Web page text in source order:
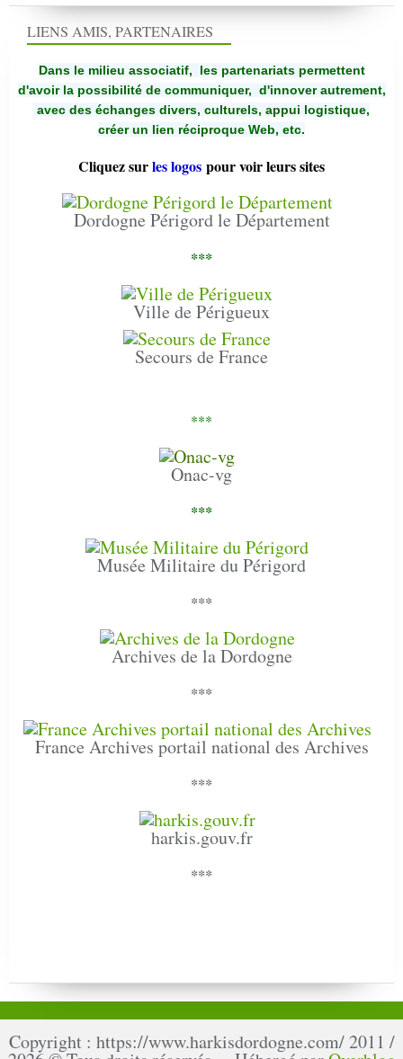
LIENS AMIS, PARTENAIRES
Dans le milieu associatif, les partenariats permettent
d'avoir la possibilité de communiquer, d'innover autrement,
avec des échanges divers, culturels, appui logistique,
créer un lien réciproque Web, etc.
Cliquez surles logos pour voir leurs sites
Dordogne Périgord le Département
***
Ville de Périgueux
Secours de France
***
Onac-vg
***
Musée Militaire du Périgord
***
Archives de la Dordogne
***
France Archives portail national des Archives
***
harkis.gouv.fr
***
Copyright : https://www.harkisdordogne.com/ 2011 /